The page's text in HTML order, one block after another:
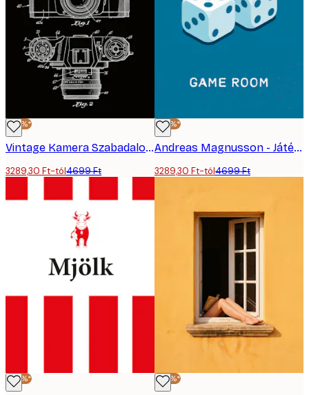
-30%*
Vintage Kamera Szabadalom Poszter - Andreas Magnusson
3289,30 Ft-tól4699 Ft
-30%*
Andreas Magnusson - Játékszoba Kocka Poszter
3289,30 Ft-tól4699 Ft
-30%* -30%*